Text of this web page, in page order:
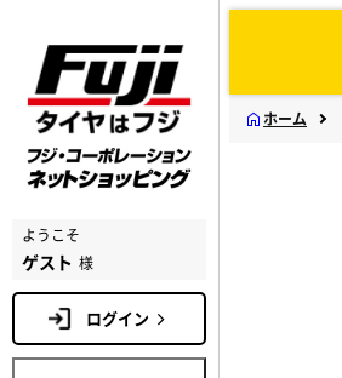
ようこそ
ゲスト 様
ログイン
ホーム